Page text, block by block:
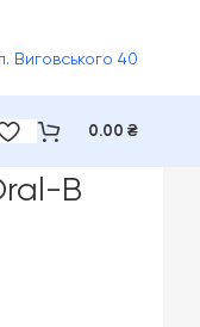
Виговського 40
0.00 ₴
B